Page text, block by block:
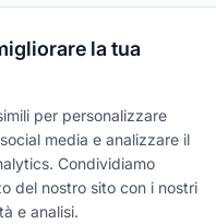
la tua
per personalizzare
media e analizzare il
Condividiamo
del nostro sito con i nostri
e analisi.